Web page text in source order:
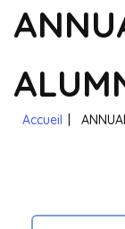
Accueil